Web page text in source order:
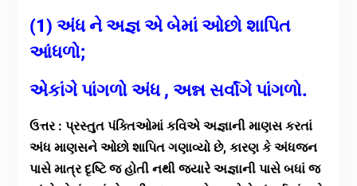
(1) અંધ ને અજ્ઞ એ બેમાં ઓછો શાપિત
આંધળો;
એકાંગે પાંગળો અંધ , અન્ન સર્વાંગે પાંગળો.
ઉત્તર : પ્રસ્તુત પંક્તિઓમાં કવિએ અજ્ઞાની માણસ કરતાં
અંધ માણસને ઓછો શાપિત ગણાવ્યો છે, કારણ કે અંધજન
પાસે માત્ર દૃષ્ટિ જ હોતી નથી જ્યારે અજ્ઞાની પાસે બધાં જ